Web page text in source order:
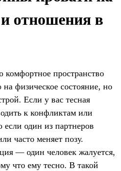
и отношения в
комфортное пространство
на физическое состояние, но
Если у вас тесная
к конфликтам или
один из партнеров
часто меняет позу.
— один человек жалуется,
что ему тесно. В такой